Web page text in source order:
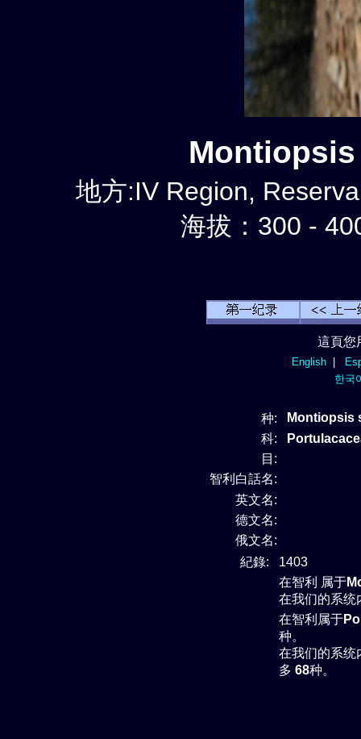
Montiopsis
地方:IV Region,
海拔：300 -
這頁您
English|
한국
种:
Montiopsis
科:
目:
智利白話名:
英文名:
德文名:
俄文名:
紀錄:
1403
在智利 属于
在我们的系统
在智利属于
种。
在我们的系统
多 68种。